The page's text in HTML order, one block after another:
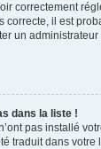
correctement
correcte, il est
un
dans la liste !
pas installé
traduit dans